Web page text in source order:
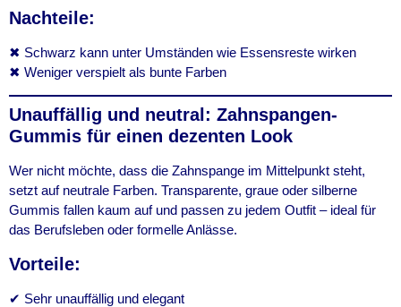
Nachteile:
✖ Schwarz kann unter Umständen wie Essensreste wirken
✖ Weniger verspielt als bunte Farben
Unauffällig und neutral: Zahnspangen-
Gummis für einen dezenten Look
Wer nicht möchte, dass die Zahnspange im Mittelpunkt steht,
setzt auf neutrale Farben. Transparente, graue oder silberne
Gummis fallen kaum auf und passen zu jedem Outfit – ideal für
das Berufsleben oder formelle Anlässe.
Vorteile:
✔ Sehr unauffällig und elegant